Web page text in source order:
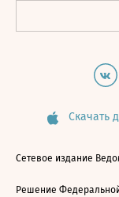
Скачать
Сетевое издание
Решение